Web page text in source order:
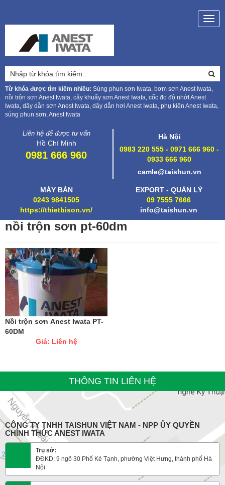
Từ khóa được tìm kiếm nhiều: Súng phun sơn Iwata, bơm sơn Anest Iwata,
nồi trộn sơn Anest Iwata, cây khuấy sơn Anest Iwata, cốc đo độ nhớt Anest
Iwata, dây dẫn sơn Anest Iwata, dây dẫn hơi Anest Iwata, phụ kiện Anest Iwata,
súng phun sơn, Anest Iwata
Liên hệ để được tư vấn
Hồ Chí Minh
0981 666 960
Hà Nội
0983 220 555 - 0971 666 960 -
0933 666 960
camle@taishun.vn
MÁY BÀN
0243 9841505
https://thietbison.vn/
EXPORT - QUẢN LÝ
09 7555 7666
info@taishun.vn
nồi trộn sơn pt-60dm
Nồi trộn sơn Anest Iwata PT-
60DM
Giá: Liên hệ
THÔNG TIN LIÊN HỆ
CÔNG TY TNHH TAISHUN VIỆT NAM - NPP ỦY QUYỀN
CHÍNH THỨC ANEST IWATA
Trụ sở:
ĐĐKD: 9 ngõ 30 Phố Kẻ Tạnh, phường Việt Hưng, thành phố Hà
Nội